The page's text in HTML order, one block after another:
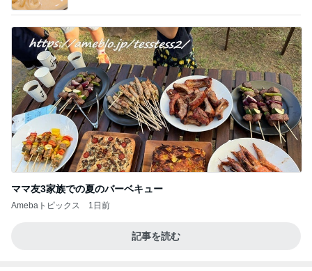
ママ友3家族での夏のバーベキュー
Amebaトピックス 1日前
記事を読む